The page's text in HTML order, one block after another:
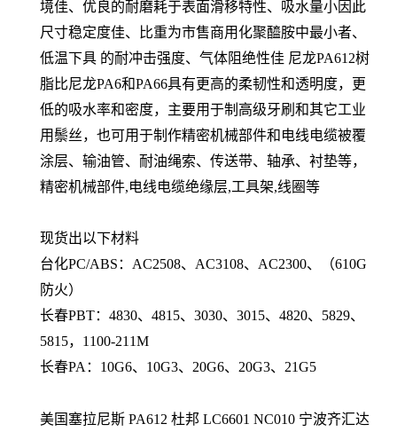
境佳、优良的耐磨耗于表面滑移特性、吸水量小因此
尺寸稳定度佳、比重为市售商用化聚醯胺中最小者、
低温下具 的耐冲击强度、气体阻绝性佳 尼龙PA612树
脂比尼龙PA6和PA66具有更高的柔韧性和透明度，更
低的吸水率和密度，主要用于制高级牙刷和其它工业
用鬃丝，也可用于制作精密机械部件和电线电缆被覆
涂层、输油管、耐油绳索、传送带、轴承、衬垫等，
精密机械部件,电线电缆绝缘层,工具架,线圈等
现货出以下材料
台化PC/ABS：AC2508、AC3108、AC2300、（610G
防火）
长春PBT：4830、4815、3030、3015、4820、5829、
5815，1100-211M
长春PA：10G6、10G3、20G6、20G3、21G5
美国塞拉尼斯 PA612 杜邦 LC6601 NC010 宁波齐汇达